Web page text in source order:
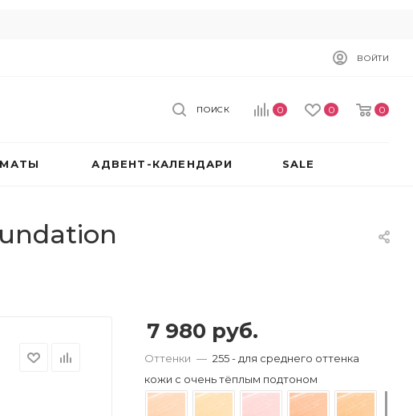
ВОЙТИ
0 0 0
ПОИСК
АДВЕНТ-КАЛЕНДАРИ SALE
7 980 руб.
Оттенки — 255 - для среднего оттенка
кожи с очень тёплым подтоном